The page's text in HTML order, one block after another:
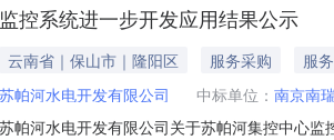
控系统进一步开发应用结果公示
云南省｜保山市｜隆阳区 服务采购
服务
帕河水电开发有限公司 中标单位： 南京南
帕河水电开发有限公司关于苏帕河集控中心